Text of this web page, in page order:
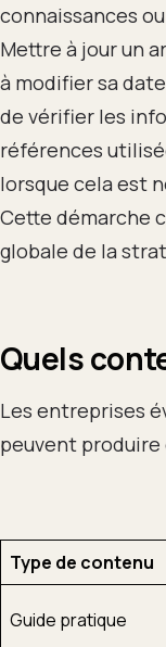
connaissances
Mettre à jour un
à modifier sa
de vérifier les
références
lorsque cela est
Cette démarche
globale de la
Quels
Les entreprises
peuvent
Type de contenu
Guide pratique